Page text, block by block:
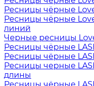
Ресницы чёрные
Ресницы чёрные
линий
Черные ресницы
Ресницы чёрные
Ресницы чёрные
Ресницы черные
длины